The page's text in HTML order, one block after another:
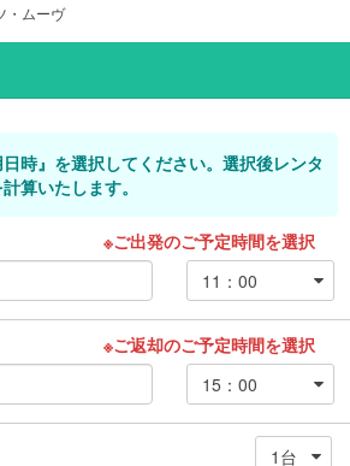
・ムーヴ
時』を選択してください。選択後レンタ
算いたします。
※ご出発のご予定時間を選択
※ご返却のご予定時間を選択